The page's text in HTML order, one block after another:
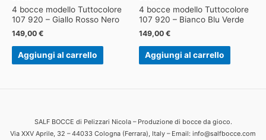
4 bocce modello Tuttocolore
107 920 – Giallo Rosso Nero
149,00 €
Aggiungi al carrello
4 bocce modello Tuttocolore
107 920 – Bianco Blu Verde
149,00 €
Aggiungi al carrello
SALF BOCCE di Pelizzari Nicola – Produzione di bocce da gioco.
Via XXV Aprile, 32 – 44033 Cologna (Ferrara), Italy – Email: info@salfbocce.com